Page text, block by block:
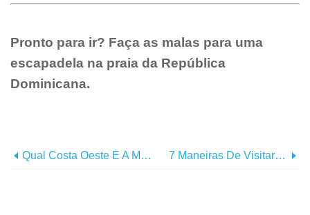
Pronto para ir? Faça as malas para uma
escapadela na praia da República
Dominicana.
Qual Costa Oeste É A Melhor Costa? 7 Maneiras De Visitar Tempe Como Um Morador Local